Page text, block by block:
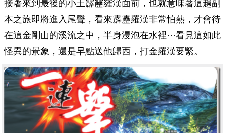
接著來到最後的小王霹靂羅漢面前，也就意味著這趟副
本之旅即將進入尾聲，看來霹靂羅漢非常怕熱，才會待
在這金剛山的溪流之中，半身浸泡在水裡⋯看見這如此
怪異的景象，還是早點送他歸西，打金羅漢要緊。